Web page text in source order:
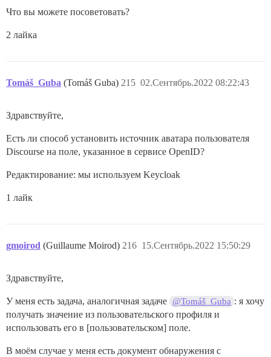
Что вы можете посоветовать?
2 лайка
Tomáš_Guba (Tomáš Guba) 02.Сентябрь.2022 08:22:43
215
Здравствуйте,
Есть ли способ установить источник аватара пользователя
Discourse на поле, указанное в сервисе OpenID?
Редактирование: мы используем Keycloak
1 лайк
gmoirod (Guillaume Moirod) 15.Сентябрь.2022 15:50:29
216
Здравствуйте,
У меня есть задача, аналогичная задаче @Tomáš_Guba : я хочу
получать значение из пользовательского профиля и
использовать его в [пользовательском] поле.
В моём случае у меня есть документ обнаружения с